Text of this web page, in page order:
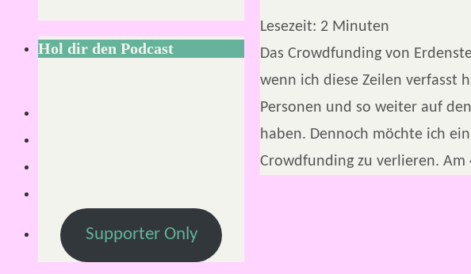
Lesezeit: 2 Minuten
Das Crowdfunding von
wenn ich diese Zeilen verfasst
Personen und so weiter auf
haben. Dennoch möchte ich
Crowdfunding zu verlieren. Am
Hol dir den Podcast
Supporter Only